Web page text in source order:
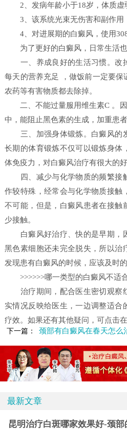
2、发病年龄小于18岁，体质虚
3、该系统光束无伤害和副作用
4、对进展期的白癜风，使用
为了更好的白癜风，日常生活也
一、养成良好的生活习惯。改
每天的营养充足 ，做饭前一定要保
农药等有害物质都去除掉。
二、不能过量服用维生素C 。因
中，能阻止黑色素的生成，加重患
三、加强身体锻炼。白癜风的发
长期的体育锻炼不仅可以锻炼身体
体免疫力，对白癜风治疗有很大的好
四、减少与化学物质的频繁接
作较特殊，经常会与化学物质接触
不可能，但是，白癜风患者在接触
少接触。
白癜风好治疗、快的是早期，
黑色素细胞还未完全脱失，所以治
发现患有白癜风的时候，应该及时的
>>>>>>哪一类型的白癜风不适
治疗期间，配合医生密切观察
实情况反映给医生，一边调整适合
疗效。如果还有其他疑问，可点击
下一篇： 颈部有白癜风在春天怎么
最新文章
昆明治疗白斑哪家效果好-颈